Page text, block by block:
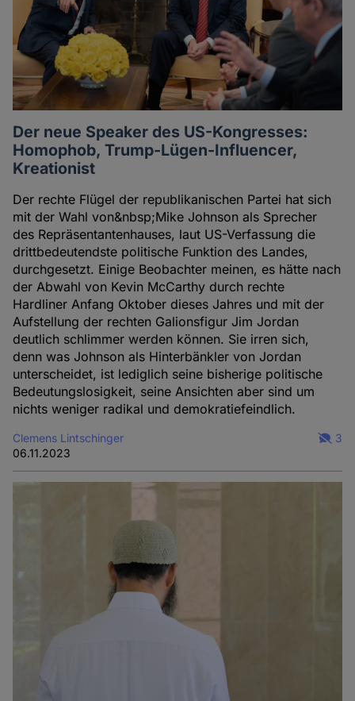
Der neue Speaker des US-Kongresses:
Homophob, Trump-Lügen-Influencer,
Kreationist
Der rechte Flügel der republikanischen Partei hat sich
mit der Wahl von&nbsp;Mike Johnson als Sprecher
des Repräsentantenhauses, laut US-Verfassung die
drittbedeutendste politische Funktion des Landes,
durchgesetzt. Einige Beobachter meinen, es hätte nach
der Abwahl von Kevin McCarthy durch rechte
Hardliner Anfang Oktober dieses Jahres und mit der
Aufstellung der rechten Galionsfigur Jim Jordan
deutlich schlimmer werden können. Sie irren sich,
denn was Johnson als Hinterbänkler von Jordan
unterscheidet, ist lediglich seine bisherige politische
Bedeutungslosigkeit, seine Ansichten aber sind um
nichts weniger radikal und demokratiefeindlich.
Clemens Lintschinger
06.11.2023
3